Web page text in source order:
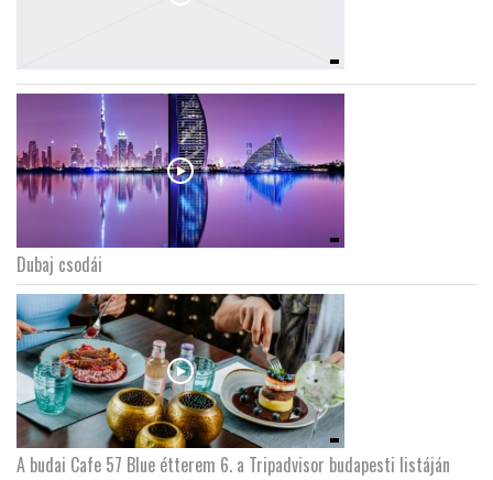
Dubaj csodái
A budai Cafe 57 Blue étterem 6. a Tripadvisor budapesti listáján